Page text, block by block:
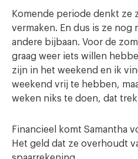
Komende periode denkt ze
vermaken. En dus is ze nog
andere bijbaan. Voor de
graag weer iets willen
zijn in het weekend en ik
weekend vrij te hebben,
weken niks te doen, dat trek
Financieel komt Samantha
Het geld dat ze overhoudt